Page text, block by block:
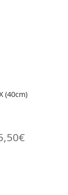
(40cm)
€